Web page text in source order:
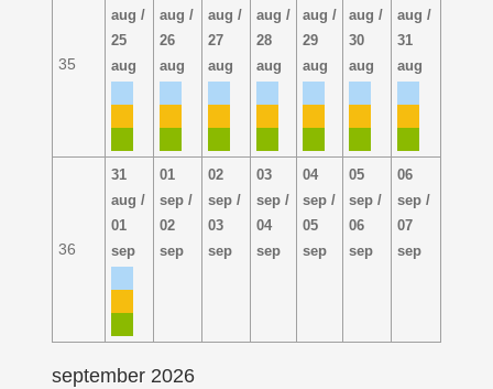
35
aug /
25
aug
aug /
26
aug
aug /
27
aug
aug /
28
aug
aug /
29
aug
aug /
30
aug
aug /
31
aug
36
31
aug /
01
sep
01
sep /
02
sep
02
sep /
03
sep
03
sep /
04
sep
04
sep /
05
sep
05
sep /
06
sep
06
sep /
07
sep
september 2026